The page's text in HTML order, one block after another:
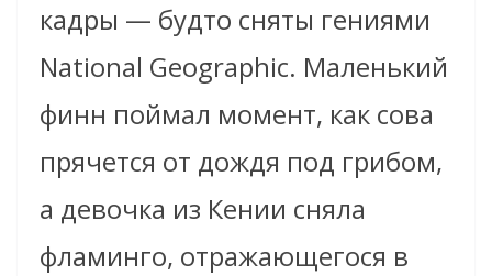
кадры — будто сняты гениями
National Geographic. Маленький
финн поймал момент, как сова
прячется от дождя под грибом,
а девочка из Кении сняла
фламинго, отражающегося в